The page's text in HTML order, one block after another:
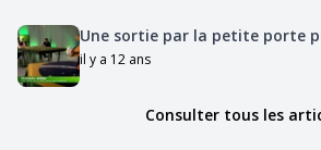
Une sortie par la petite porte
il y a 12 ans
Consulter tous les